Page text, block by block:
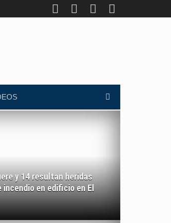
y 14 resultan heridas
en edificio en El